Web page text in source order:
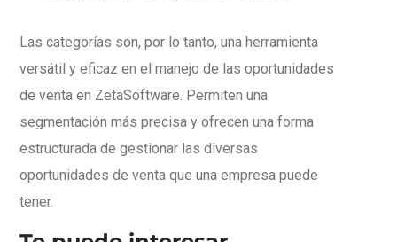
Las categorías son, por lo tanto, una herramienta
versátil y eficaz en el manejo de las oportunidades
de venta en ZetaSoftware. Permiten una
segmentación más precisa y ofrecen una forma
estructurada de gestionar las diversas
oportunidades de venta que una empresa puede
tener.